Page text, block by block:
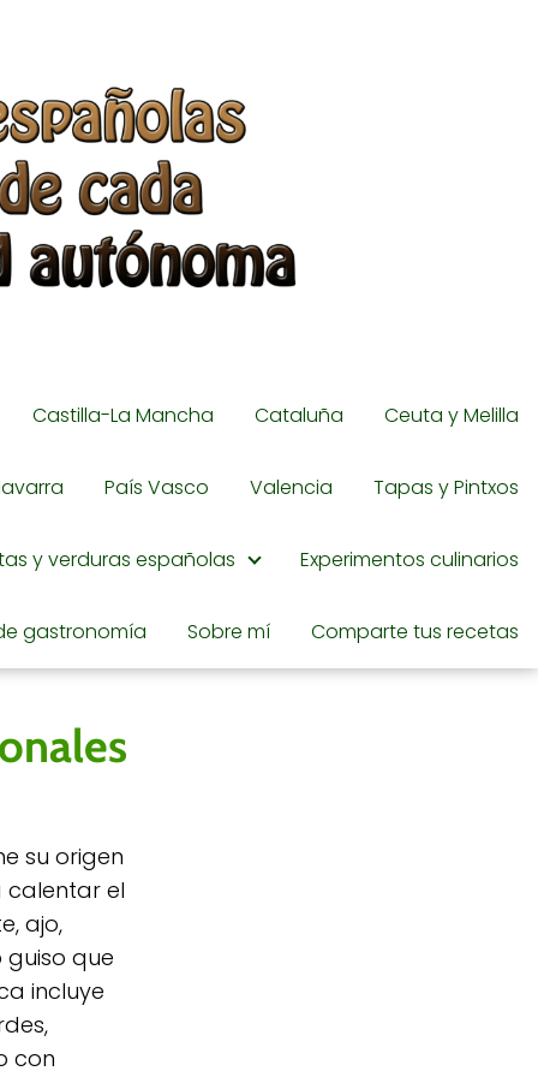
Castilla-La Mancha Cataluña Ceuta y Melilla
País Vasco Valencia Tapas y Pintxos
y verduras españolas Experimentos culinarios
gastronomía Sobre mí Comparte tus recetas
su origen
calentar el
ajo,
que
incluye
con